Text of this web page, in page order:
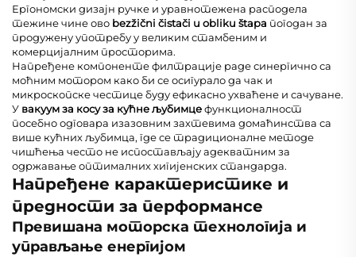
Ергономски дизајн ручке и уравнотежена расподела
тежине чине ово bezžični čistači u obliku štapa погодан за
продужену употребу у великим стамбеним и
комерцијалним просторима.
Напређене компоненте филтрације раде синергично са
моћним мотором како би се осигурало да чак и
микроскопске честице буду ефикасно ухваћене и сачуване.
У вакуум за косу за кућне љубимцефункционалност
посебно одговара изазовним захтевима домаћинства са
више кућних љубимца, где се традиционалне методе
чишћења често не испостављају адекватним за
одржавање оптималних хигијенских стандарда.
Напређене карактеристике и
предности за перформансе
Превишана моторска технологија и
управљање енергијом